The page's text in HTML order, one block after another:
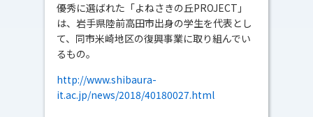
優秀に選ばれた「よねさきの丘PROJECT」
は、岩手県陸前高田市出身の学生を代表とし
て、同市米崎地区の復興事業に取り組んでい
るもの。
http://www.shibaura-
it.ac.jp/news/2018/40180027.html